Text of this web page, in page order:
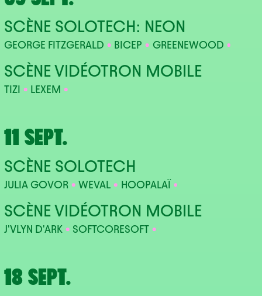
SCÈNE SOLOTECH: NEON
GEORGE FITZGERALD BICEP GREENEWOOD
SCÈNE VIDÉOTRON MOBILE
TIZI LEXEM
11 SEPT.
SCÈNE SOLOTECH
JULIA GOVOR WEVAL HOOPALAÏ
SCÈNE VIDÉOTRON MOBILE
J'VLYN D'ARK SOFTCORESOFT
18 SEPT.